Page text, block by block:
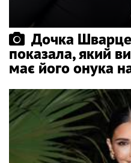
Дочка
показала, який
має його онука